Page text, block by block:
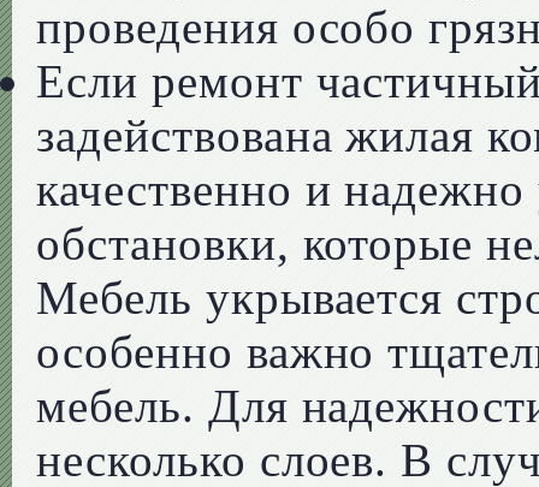
проведения особо
Если ремонт
задействована жилая
качественно и
обстановки, которые
Мебель укрывается
особенно важно
мебель. Для
несколько слоев. В